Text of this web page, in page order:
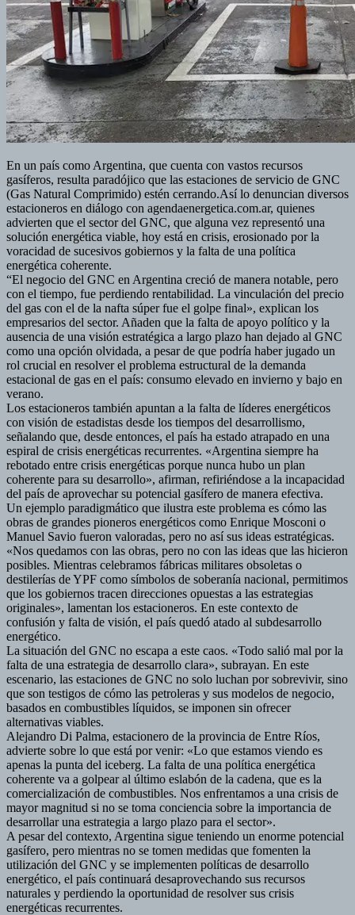
En un país como Argentina, que cuenta con vastos recursos
gasíferos, resulta paradójico que las estaciones de servicio de GNC
(Gas Natural Comprimido) estén cerrando.Así lo denuncian diversos
estacioneros en diálogo con agendaenergetica.com.ar, quienes
advierten que el sector del GNC, que alguna vez representó una
solución energética viable, hoy está en crisis, erosionado por la
voracidad de sucesivos gobiernos y la falta de una política
energética coherente.
“El negocio del GNC en Argentina creció de manera notable, pero
con el tiempo, fue perdiendo rentabilidad. La vinculación del precio
del gas con el de la nafta súper fue el golpe final», explican los
empresarios del sector. Añaden que la falta de apoyo político y la
ausencia de una visión estratégica a largo plazo han dejado al GNC
como una opción olvidada, a pesar de que podría haber jugado un
rol crucial en resolver el problema estructural de la demanda
estacional de gas en el país: consumo elevado en invierno y bajo en
verano.
Los estacioneros también apuntan a la falta de líderes energéticos
con visión de estadistas desde los tiempos del desarrollismo,
señalando que, desde entonces, el país ha estado atrapado en una
espiral de crisis energéticas recurrentes. «Argentina siempre ha
rebotado entre crisis energéticas porque nunca hubo un plan
coherente para su desarrollo», afirman, refiriéndose a la incapacidad
del país de aprovechar su potencial gasífero de manera efectiva.
Un ejemplo paradigmático que ilustra este problema es cómo las
obras de grandes pioneros energéticos como Enrique Mosconi o
Manuel Savio fueron valoradas, pero no así sus ideas estratégicas.
«Nos quedamos con las obras, pero no con las ideas que las hicieron
posibles. Mientras celebramos fábricas militares obsoletas o
destilerías de YPF como símbolos de soberanía nacional, permitimos
que los gobiernos tracen direcciones opuestas a las estrategias
originales», lamentan los estacioneros. En este contexto de
confusión y falta de visión, el país quedó atado al subdesarrollo
energético.
La situación del GNC no escapa a este caos. «Todo salió mal por la
falta de una estrategia de desarrollo clara», subrayan. En este
escenario, las estaciones de GNC no solo luchan por sobrevivir, sino
que son testigos de cómo las petroleras y sus modelos de negocio,
basados en combustibles líquidos, se imponen sin ofrecer
alternativas viables.
Alejandro Di Palma, estacionero de la provincia de Entre Ríos,
advierte sobre lo que está por venir: «Lo que estamos viendo es
apenas la punta del iceberg. La falta de una política energética
coherente va a golpear al último eslabón de la cadena, que es la
comercialización de combustibles. Nos enfrentamos a una crisis de
mayor magnitud si no se toma conciencia sobre la importancia de
desarrollar una estrategia a largo plazo para el sector».
A pesar del contexto, Argentina sigue teniendo un enorme potencial
gasífero, pero mientras no se tomen medidas que fomenten la
utilización del GNC y se implementen políticas de desarrollo
energético, el país continuará desaprovechando sus recursos
naturales y perdiendo la oportunidad de resolver sus crisis
energéticas recurrentes.